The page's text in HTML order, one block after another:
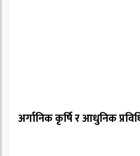
अर्गानिक कृर्षि र आधुनिक